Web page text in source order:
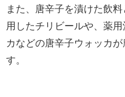
また、唐辛子を漬けた飲
用したチリビールや、薬
カなどの唐辛子ウォッカ
す。